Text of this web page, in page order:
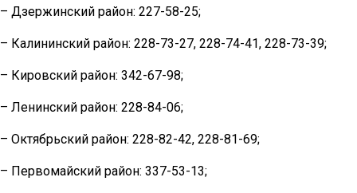
– Дзержинский район: 227-58-25;
– Калининский район: 228-73-27, 228-74-41, 228-73-39;
– Кировский район: 342-67-98;
– Ленинский район: 228-84-06;
– Октябрьский район: 228-82-42, 228-81-69;
– Первомайский район: 337-53-13;